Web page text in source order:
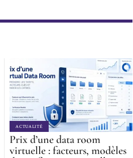
ACTUALITÉ
Prix d’une data room
virtuelle : facteurs, modèles